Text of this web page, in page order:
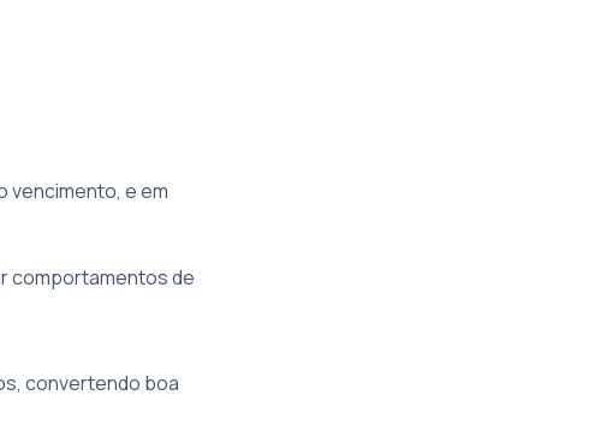
vencimento, e em
comportamentos de
convertendo boa